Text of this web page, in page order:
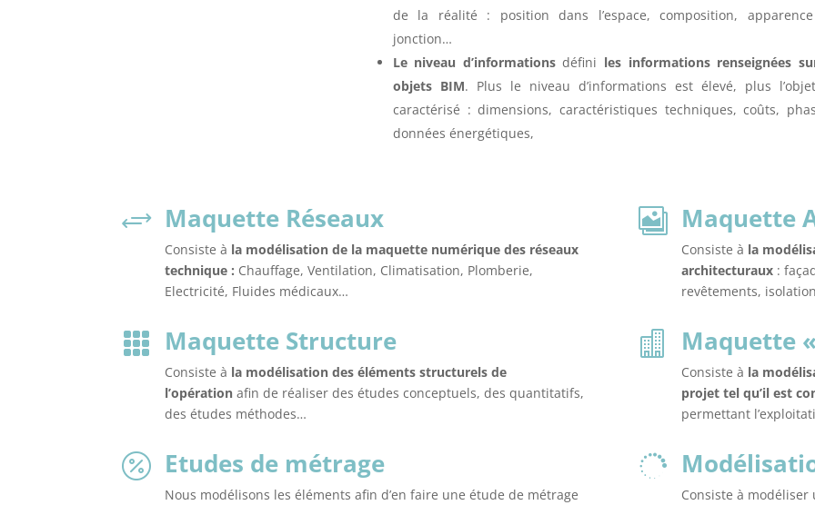
de la réalité : position dans l’espace, composition,
jonction…
Le niveau d’informationsdéfini les informations renseignées
objets BIM. Plus le niveau d’informations est élevé, plus
caractérisé : dimensions, caractéristiques techniques, coûts,
données énergétiques,
+ Maquette Réseaux
Consiste à la modélisation de la maquette numérique des réseaux
technique : Chauffage, Ventilation, Climatisation, Plomberie,
Electricité, Fluides médicaux…
 Maquette Structure
Consiste à la modélisation des éléments structurels de
l’opération afin de réaliser des études conceptuels, des quantitatifs,
des études méthodes…
 Etudes de métrage
Nous modélisons les éléments afin d’en faire une étude de métrage
 Maquette
Consiste à la
architecturaux :
revêtements,
 Maquette
Consiste à la
projet tel qu’il est
permettant

Consiste à